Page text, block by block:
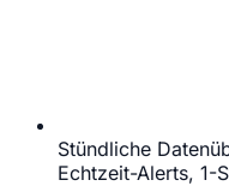
Stündliche
Echtzeit-Alerts, 1-